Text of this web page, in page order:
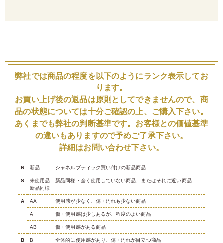
弊社では商品の程度を以下のようにランク表示してお
ります。
お買い上げ後の返品は原則としてできませんので、商
品の状態については十分ご確認の上、ご購入下さい。
あくまでも弊社の判断基準です。お客様との価値基準
の違いもありますので予めご了承下さい。
詳細はお問い合わせ下さい。
N 新品 シャネルブティック買い付けの新品商品
S
未使用品
新品同様
新品同様・全く使用していない商品、またはそれに近い商品
A AA 使用感が少なく、傷・汚れも少ない商品
A 傷・使用感は少しあるが、程度のよい商品
AB 傷・使用感がある商品
B B 全体的に使用感があり、傷・汚れが目立つ商品